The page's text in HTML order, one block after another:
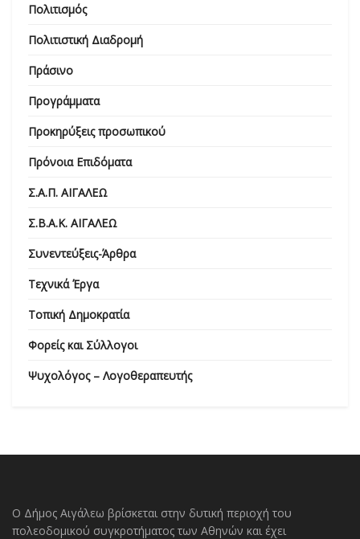
Πολιτισμός
Πολιτιστική Διαδρομή
Πράσινο
Προγράμματα
Προκηρύξεις προσωπικού
Πρόνοια Επιδόματα
Σ.Α.Π. ΑΙΓΑΛΕΩ
Σ.Β.Α.Κ. ΑΙΓΑΛΕΩ
Συνεντεύξεις-Άρθρα
Τεχνικά Έργα
Τοπική Δημοκρατία
Φορείς και Σύλλογοι
Ψυχολόγος – Λογοθεραπευτής
Ο Δήμος Αιγάλεω βρίσκεται στην δυτική περιοχή του
πολεοδομικού συγκροτήματος των Αθηνών και έχει